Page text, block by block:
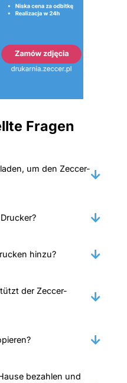
Fragen
um den Zeccer-
hinzu?
der Zeccer-
bezahlen und